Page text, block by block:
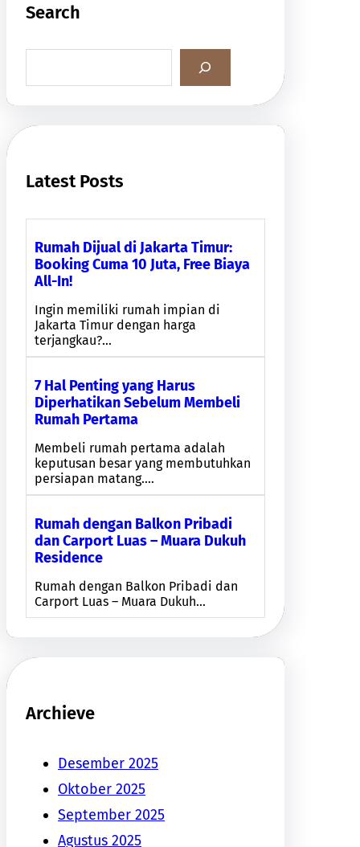
Search
a
h
Latest Posts
Rumah Dijual di Jakarta Timur:
Booking Cuma 10 Juta, Free Biaya
All-In!
Ingin memiliki rumah impian di
Jakarta Timur dengan harga
terjangkau?…
7 Hal Penting yang Harus
Diperhatikan Sebelum Membeli
Rumah Pertama
Membeli rumah pertama adalah
keputusan besar yang membutuhkan
persiapan matang.…
Rumah dengan Balkon Pribadi
dan Carport Luas – Muara Dukuh
Residence
Rumah dengan Balkon Pribadi dan
Carport Luas – Muara Dukuh…
Archieve
Desember 2025
Oktober 2025
September 2025
Agustus 2025